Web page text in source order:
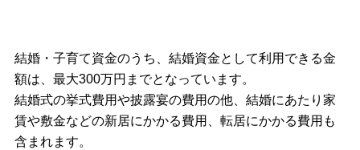
結婚・子育て資金のうち、結婚資金として利用できる金
額は、最大300万円までとなっています。
結婚式の挙式費用や披露宴の費用の他、結婚にあたり家
賃や敷金などの新居にかかる費用、転居にかかる費用も
含まれます。